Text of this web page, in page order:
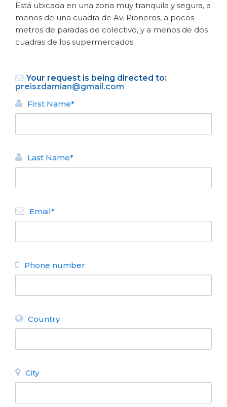
HOMES FOR RENT
La casita de Melipal
BACK
Está ubicada en una zona muy tranquila y segura, a
menos de una cuadra de Av. Pioneros, a pocos
metros de paradas de colectivo, y a menos de dos
cuadras de los supermercados
Your request is being directed to:
preiszdamian@gmail.com
First Name*
Last Name*
Email*
Phone number
Country
City